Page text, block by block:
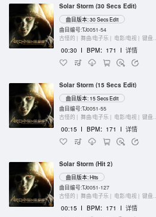
Solar Storm (30 Secs Edit)
曲目版本: 30 Secs Edit
曲目编号:TJ0051-54
古怪的 | 舞曲/电子乐 | 电影/电视 | 键盘乐器
00:30 I BPM：171 I 详情
Solar Storm (15 Secs Edit)
曲目版本: 15 Secs Edit
曲目编号:TJ0051-55
古怪的 | 舞曲/电子乐 | 电影/电视 | 键盘乐器
00:15 I BPM：171 I 详情
Solar Storm (Hit 2)
曲目版本: Hits
曲目编号:TJ0051-127
古怪的 | 舞曲/电子乐 | 电影/电视 | 键盘乐器
00:15 I BPM：171 I 详情